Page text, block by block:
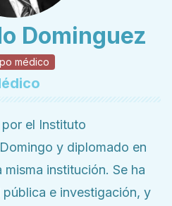
Dominguez
médico
el Instituto
y diplomado en
institución. Se ha
e investigación, y